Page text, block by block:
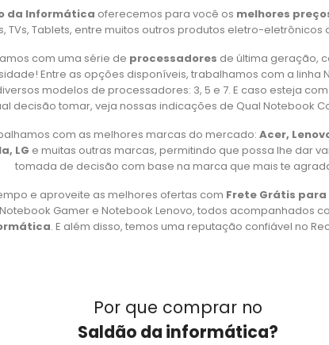
da Informática oferecemos para você os melhores
TVs, Tablets, entre muitos outros produtos eletro-eletrônicos
com uma série de processadores de última geração,
Entre as opções disponíveis, trabalhamos com a linha
modelos de processadores: 3, 5 e 7. E caso esteja
decisão tomar, veja nossas indicações de Qual Notebook
com as melhores marcas do mercado: Acer,
LG e muitas outras marcas, permitindo que possa lhe dar
tomada de decisão com base na marca que mais te
e aproveite as melhores ofertas com Frete Grátis
Gamer e Notebook Lenovo, todos acompanhados
. E além disso, temos uma reputação confiável no
Por que comprar no
Saldão da informática?